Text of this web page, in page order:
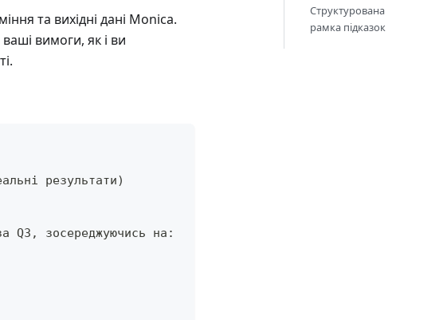
та вихідні дані Monica.
вимоги, як і ви
результати)
Q3, зосереджуючись на:
Структурована
рамка підказок